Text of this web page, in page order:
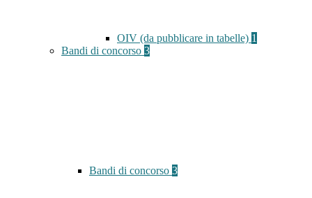
OIV (da pubblicare in tabelle) 1
Bandi di concorso 3
Bandi di concorso 3